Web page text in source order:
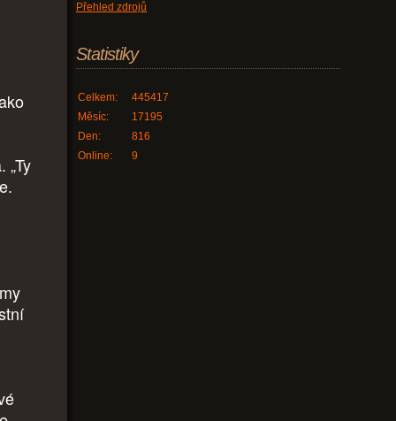
„Ty
Přehled zdrojů
Statistiky
Online: 9
Celkem:
445417
Měsíc:
17195
Den:
816